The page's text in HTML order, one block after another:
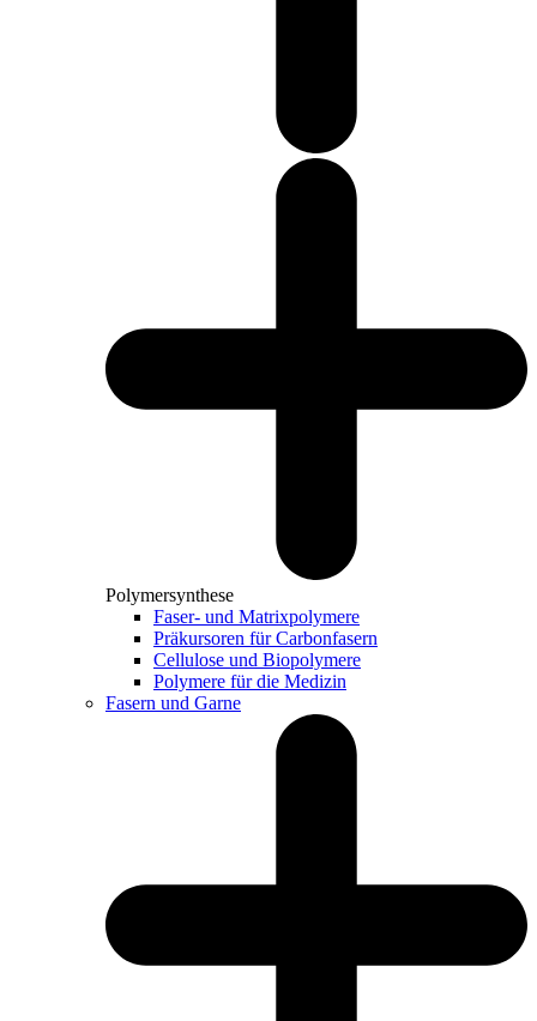
Polymersynthese
Faser- und Matrixpolymere
Präkursoren für Carbonfasern
Cellulose und Biopolymere
Polymere für die Medizin
Fasern und Garne